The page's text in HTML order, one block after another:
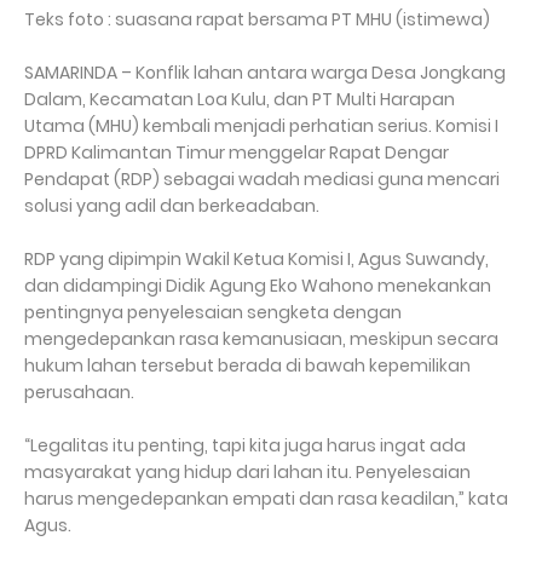
Teks foto : suasana rapat bersama PT MHU (istimewa)
SAMARINDA – Konflik lahan antara warga Desa Jongkang
Dalam, Kecamatan Loa Kulu, dan PT Multi Harapan
Utama (MHU) kembali menjadi perhatian serius. Komisi I
DPRD Kalimantan Timur menggelar Rapat Dengar
Pendapat (RDP) sebagai wadah mediasi guna mencari
solusi yang adil dan berkeadaban.
RDP yang dipimpin Wakil Ketua Komisi I, Agus Suwandy,
dan didampingi Didik Agung Eko Wahono menekankan
pentingnya penyelesaian sengketa dengan
mengedepankan rasa kemanusiaan, meskipun secara
hukum lahan tersebut berada di bawah kepemilikan
perusahaan.
“Legalitas itu penting, tapi kita juga harus ingat ada
masyarakat yang hidup dari lahan itu. Penyelesaian
harus mengedepankan empati dan rasa keadilan,” kata
Agus.